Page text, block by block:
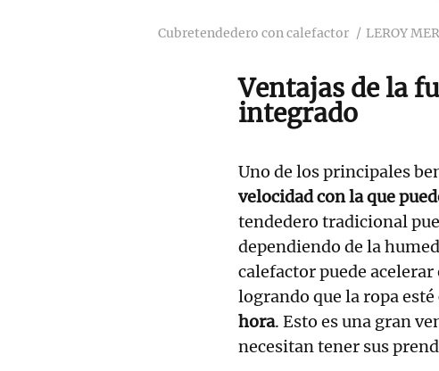
Cubretendedero con calefactor LEROY
Ventajas de la
integrado
Uno de los principales
velocidad con la que
tendedero tradicional
dependiendo de la
calefactor puede
logrando que la ropa esté
hora. Esto es una gran
necesitan tener sus